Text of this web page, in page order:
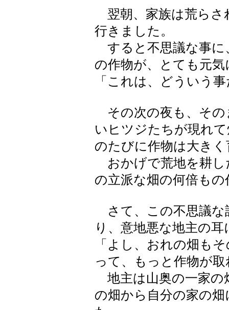
翌朝、家族は荒らさ
行きました。
すると不思議な事に
の作物が、とても元
「これは、どういう
その次の夜も、その
いヒツジたちが現れ
のたびに作物は大き
おかげで荒地を耕し
の立派な畑の何倍も
さて、この不思議な
り、意地悪な地主の
「よし、おれの畑も
って、もっと作物が
地主は山奥の一家の
の畑から自分の家の